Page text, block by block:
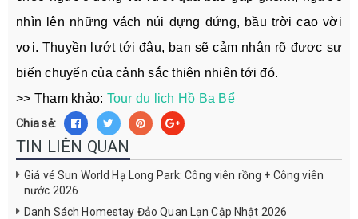
nhìn lên những vách núi dựng đứng, bầu trời cao vời
vợi. Thuyền lướt tới đâu, bạn sẽ cảm nhận rõ được sự
biến chuyển của cảnh sắc thiên nhiên tới đó.
>> Tham khảo: Tour du lịch Hồ Ba Bể
Chia sẻ:
TIN LIÊN QUAN
Giá vé Sun World Hạ Long Park: Công viên rồng + Công viên
nước 2026
Danh Sách Homestay Đảo Quan Lạn Cập Nhật 2026